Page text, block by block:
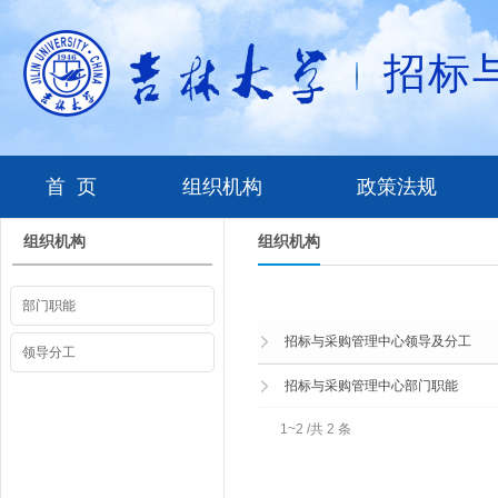
招标
首 页 组织机构 政策法规
组织机构
部门职能
领导分工
组织机构
招标与采购管理中心领导及分工
招标与采购管理中心部门职能
1~2 /共 2 条